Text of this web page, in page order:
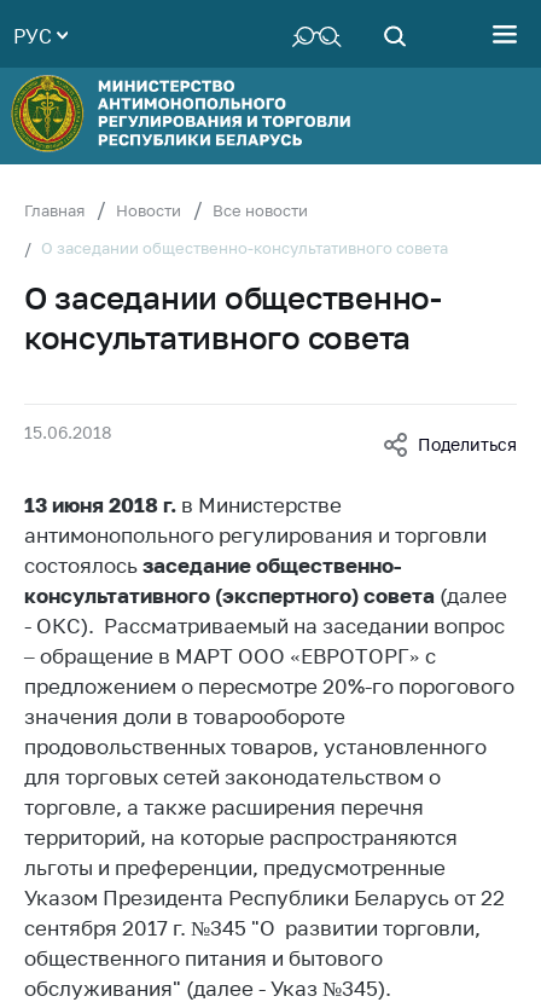
Руководство
Структура
Министерства
Территориальные
Антикоррупционная
деятельность
совет
Белорусская
универсальная
товарная биржа
Общественная
жизнь
Идеологическая
работа
Официальные
геральдические
символы
5 лет МАРТ
Деятельность
Ценовая политика
РУС
Главная Новости
Все новости
О заседании общественно-консультативного совета
О заседании общественно-
консультативного совета
15.06.2018
Поделиться
13 июня 2018 г. в Министерстве
антимонопольного регулирования и торговли
состоялосьзаседание общественно-
консультативного (экспертного) совета (далее
- ОКС). Рассматриваемый на заседании вопрос
– обращение в МАРТ ООО «ЕВРОТОРГ» с
предложением о пересмотре 20%-го порогового
значения доли в товарообороте
продовольственных товаров, установленного
для торговых сетей законодательством о
торговле, а также расширения перечня
территорий, на которые распространяются
льготы и преференции, предусмотренные
Указом Президента Республики Беларусь от 22
сентября 2017 г. №345 "О развитии торговли,
общественного питания и бытового
обслуживания" (далее - Указ №345).